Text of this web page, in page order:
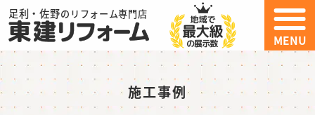
足利・佐野のリフォーム専門店
MENU
施工事例